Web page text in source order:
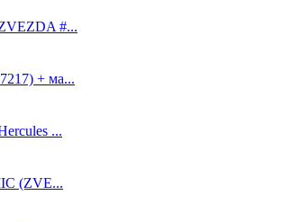
#...
+ ма...
...
(ZVE...